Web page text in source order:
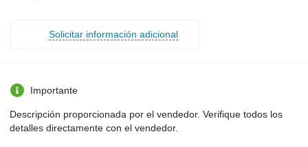
Solicitar información adicional
Importante
Descripción proporcionada por el vendedor. Verifique todos los
detalles directamente con el vendedor.